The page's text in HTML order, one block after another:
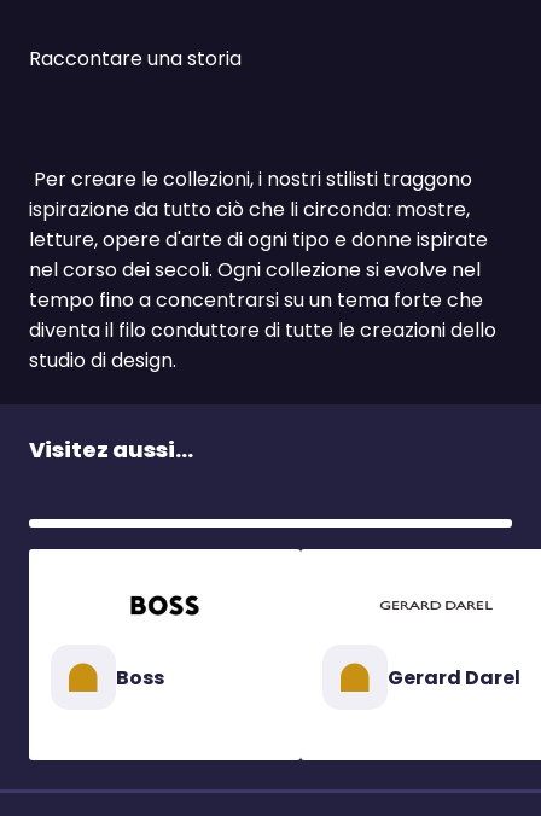
Raccontare una storia
Per creare le collezioni, i nostri stilisti traggono
ispirazione da tutto ciò che li circonda: mostre,
letture, opere d'arte di ogni tipo e donne ispirate
nel corso dei secoli. Ogni collezione si evolve nel
tempo fino a concentrarsi su un tema forte che
diventa il filo conduttore di tutte le creazioni dello
studio di design.
Visitez aussi...
Boss Gerard Darel